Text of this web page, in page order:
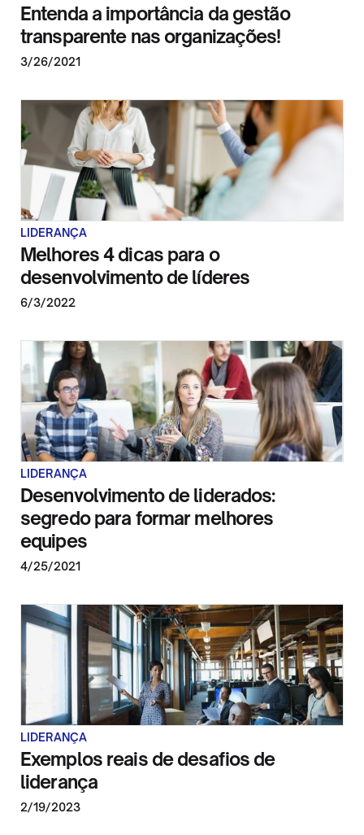
Entenda a importância da gestão
transparente nas organizações!
3/26/2021
LIDERANÇA
Melhores 4 dicas para o
desenvolvimento de líderes
6/3/2022
LIDERANÇA
Desenvolvimento de liderados:
segredo para formar melhores
equipes
4/25/2021
LIDERANÇA
Exemplos reais de desafios de
liderança
2/19/2023